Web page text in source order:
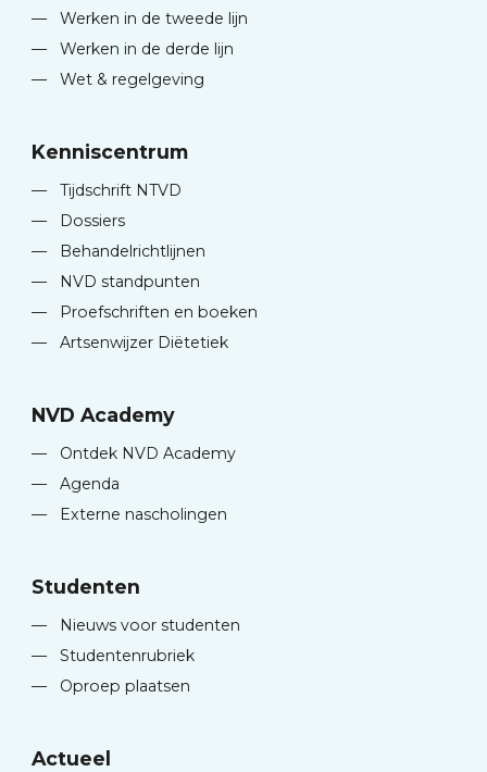
—
Werken in de tweede lijn
—
Werken in de derde lijn
—
Wet & regelgeving
Kenniscentrum
—
Tijdschrift NTVD
—
Dossiers
—
Behandelrichtlijnen
—
NVD standpunten
—
Proefschriften en boeken
—
Artsenwijzer Diëtetiek
NVD Academy
—
Ontdek NVD Academy
—
Agenda
—
Externe nascholingen
Studenten
—
Nieuws voor studenten
—
Studentenrubriek
—
Oproep plaatsen
Actueel